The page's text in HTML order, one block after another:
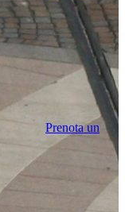
Prenota un